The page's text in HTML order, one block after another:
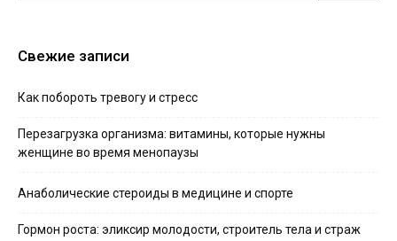
Свежие записи
Как побороть тревогу и стресс
Перезагрузка организма: витамины, которые нужны
женщине во время менопаузы
Анаболические стероиды в медицине и спорте
Гормон роста: эликсир молодости, строитель тела и страж